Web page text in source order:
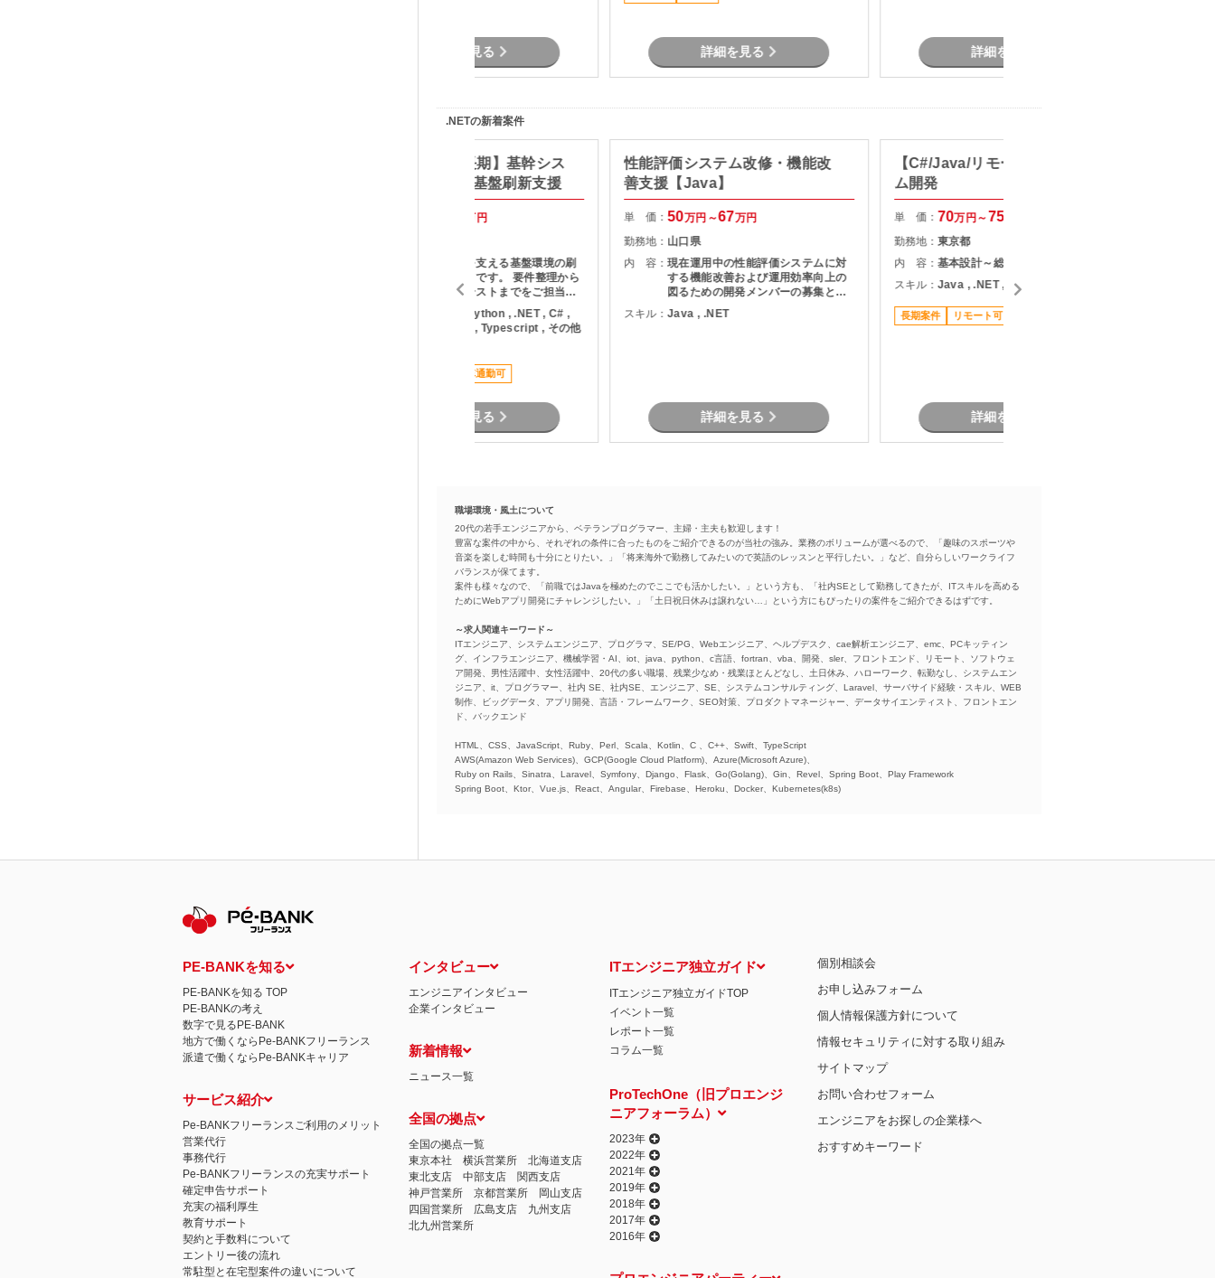
詳細を見る 詳細を見る 詳細を見る
.NETの新着案件
【Linux/岡山市/長期】基幹シス
テム向けシステム基盤刷新支援
万円
業務システムを支える基盤環境の刷
新プロジェクトです。 要件整理から
設計、構築、テストまでをご担当い
Java , PHP , Python , .NET , C# ,
VB.NET , SQL , Typescript , その他
車通勤可
詳細を見る
性能評価システム改修・機能改
善支援【Java】
単 価：50万円～67万円
勤務地： 山口県
内 容：現在運用中の性能評価システムに対
する機能改善および運用効率向上の
図るための開発メンバーの募集とな
ります。 現行業務で発生している課
題を整理し、機能追加を実現しま
スキル：Java , .NET
詳細を見る
【C#/Java/リモート可】システ
ム開発
単 価： 70万円～75
勤務地： 東京都
内 容： 基本設計～総合テスト
スキル： Java , .NET , C#
長期案件 リモート可
詳細を見る
職場環境・風土について
20代の若手エンジニアから、ベテランプログラマー、主婦・主夫も歓迎します！
豊富な案件の中から、それぞれの条件に合ったものをご紹介できるのが当社の強み。業務のボリュームが選べるので、「趣味のスポーツや
音楽を楽しむ時間も十分にとりたい。」「将来海外で勤務してみたいので英語のレッスンと平行したい。」など、自分らしいワークライフ
バランスが保てます。
案件も様々なので、「前職ではJavaを極めたのでここでも活かしたい。」という方も、「社内SEとして勤務してきたが、ITスキルを高める
ためにWebアプリ開発にチャレンジしたい。」「土日祝日休みは譲れない…」という方にもぴったりの案件をご紹介できるはずです。
～求人関連キーワード～
ITエンジニア、システムエンジニア、プログラマ、SE/PG、Webエンジニア、ヘルプデスク、cae解析エンジニア、emc、PCキッティン
グ、インフラエンジニア、機械学習・AI、iot、java、python、c言語、fortran、vba、開発、sler、フロントエンド、リモート、ソフトウェ
ア開発、男性活躍中、女性活躍中、20代の多い職場、残業少なめ・残業ほとんどなし、土日休み、ハローワーク、転勤なし、システムエン
ジニア、it、プログラマー、社内 SE、社内SE、エンジニア、SE、システムコンサルティング、Laravel、サーバサイド経験・スキル、WEB
制作、ビッグデータ、アプリ開発、言語・フレームワーク、SEO対策、プロダクトマネージャー、データサイエンティスト、フロントエン
ド、バックエンド
HTML、CSS、JavaScript、Ruby、Perl、Scala、Kotlin、C 、C++、Swift、TypeScript
AWS(Amazon Web Services)、GCP(Google Cloud Platform)、Azure(Microsoft Azure)、
Ruby on Rails、Sinatra、Laravel、Symfony、Django、Flask、Go(Golang)、Gin、Revel、Spring Boot、Play Framework
Spring Boot、Ktor、Vue.js、React、Angular、Firebase、Heroku、Docker、Kubernetes(k8s)
PE-BANKを知る
PE-BANKを知る TOP
PE-BANKの考え
数字で見るPE-BANK
地方で働くならPe-BANKフリーランス
派遣で働くならPe-BANKキャリア
サービス紹介
Pe-BANKフリーランスご利用のメリット
営業代行
事務代行
Pe-BANKフリーランスの充実サポート
確定申告サポート
充実の福利厚生
教育サポート
契約と手数料について
エントリー後の流れ
常駐型と在宅型案件の違いについて
インタビュー
エンジニアインタビュー
企業インタビュー
新着情報
ニュース一覧
全国の拠点
全国の拠点一覧
東京本社
横浜営業所
北海道支店
東北支店
中部支店
関西支店
神戸営業所
京都営業所
岡山支店
四国営業所
広島支店
九州支店
北九州営業所
ITエンジニア独立ガイド
ITエンジニア独立ガイドTOP
イベント一覧
レポート一覧
コラム一覧
ProTechOne（旧プロエンジ
ニアフォーラム）
2023年
2022年
2021年
2019年
2018年
2017年
2016年
個別相談会
お申し込みフォーム
個人情報保護方針について
情報セキュリティに対する取り組み
サイトマップ
お問い合わせフォーム
エンジニアをお探しの企業様へ
おすすめキーワード